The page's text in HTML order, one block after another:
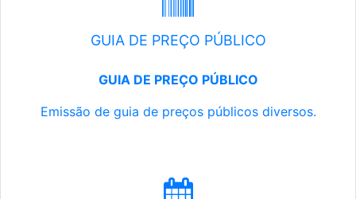
GUIA DE PREÇO PÚBLICO
GUIA DE PREÇO PÚBLICO
Emissão de guia de preços públicos diversos.